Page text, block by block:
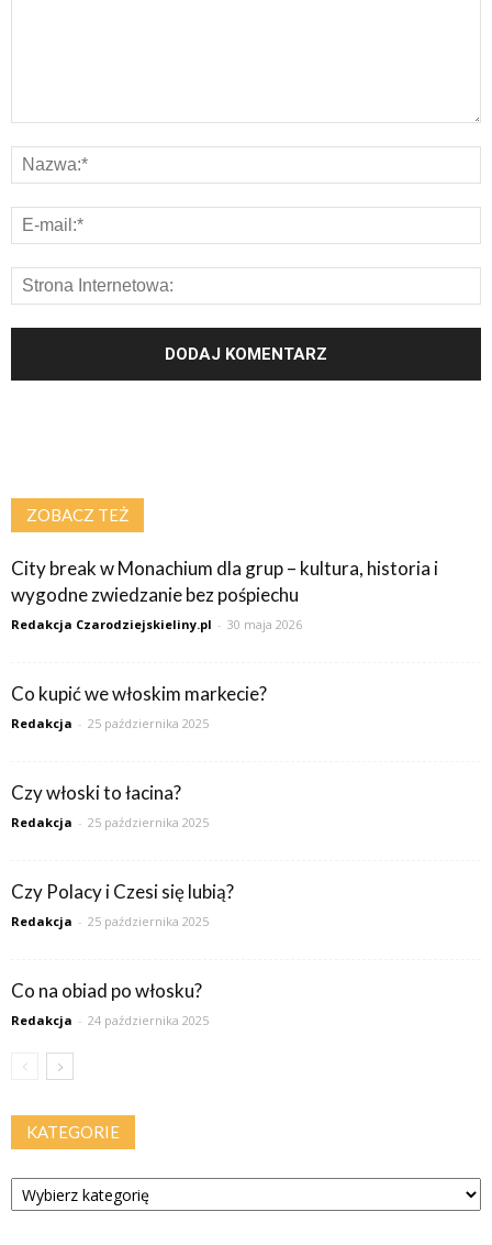
ZOBACZ TEŻ
City break w Monachium dla grup – kultura, historia i
wygodne zwiedzanie bez pośpiechu
Redakcja Czarodziejskieliny.pl - 30 maja 2026
Co kupić we włoskim markecie?
Redakcja - 25 października 2025
Czy włoski to łacina?
Redakcja - 25 października 2025
Czy Polacy i Czesi się lubią?
Redakcja - 25 października 2025
Co na obiad po włosku?
Redakcja - 24 października 2025
KATEGORIE
Kategorie